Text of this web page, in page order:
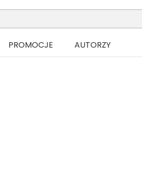
PROMOCJE AUTORZY